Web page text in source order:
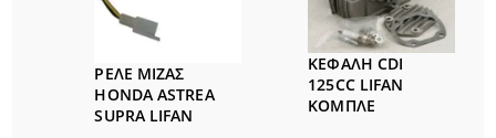
ΡΕΛΕ ΜΙΖΑΣ
HONDA ASTREA
SUPRA LIFAN
ΚΕΦΑΛΗ CDI
125CC LIFAN
ΚΟΜΠΛΕ